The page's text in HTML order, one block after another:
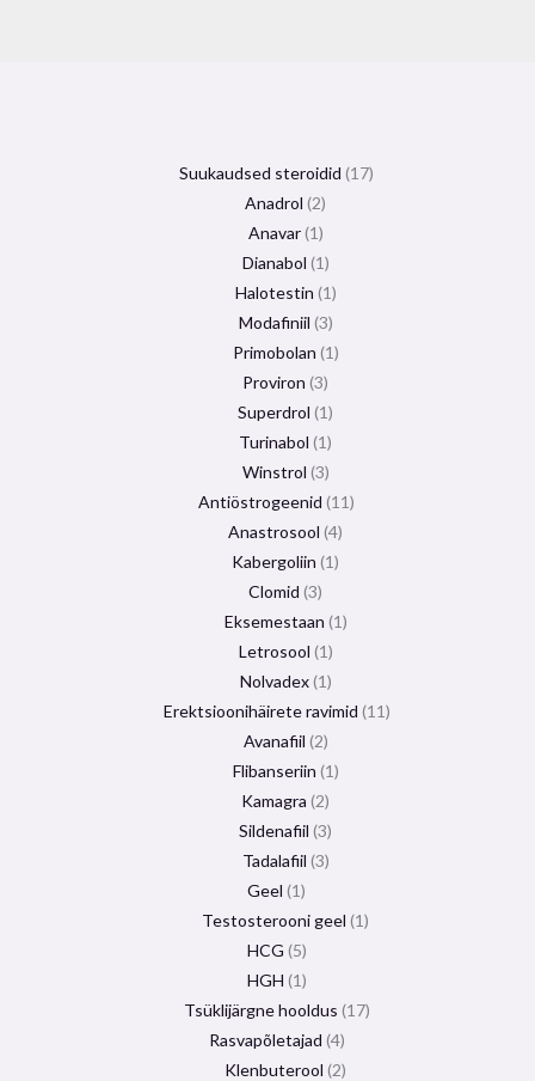
Suukaudsed steroidid 17
Anadrol 2
Anavar 1
Dianabol 1
Halotestin 1
Modafiniil 3
Primobolan 1
Proviron 3
Superdrol 1
Turinabol 1
Winstrol 3
Antiöstrogeenid 11
Anastrosool 4
Kabergoliin 1
Clomid 3
Eksemestaan ​​1
Letrosool 1
Nolvadex 1
Erektsioonihäirete ravimid 11
Avanafiil 2
Flibanseriin 1
Kamagra 2
Sildenafiil 3
Tadalafiil 3
Geel 1
Testosterooni geel 1
HCG 5
HGH 1
Tsüklijärgne hooldus 17
Rasvapõletajad 4
Klenbuterool 2